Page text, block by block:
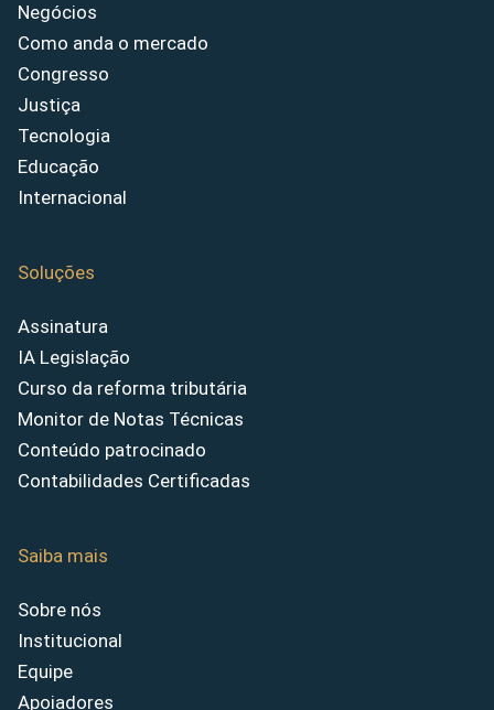
Negócios
Como anda o mercado
Congresso
Justiça
Tecnologia
Educação
Internacional
Soluções
Assinatura
IA Legislação
Curso da reforma tributária
Monitor de Notas Técnicas
Conteúdo patrocinado
Contabilidades Certificadas
Saiba mais
Sobre nós
Institucional
Equipe
Apoiadores